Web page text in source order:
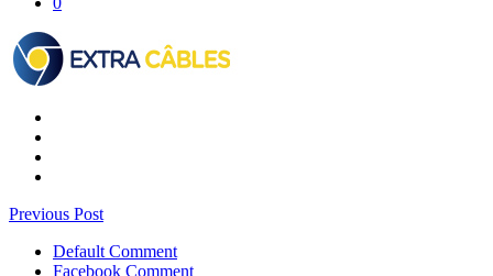
Previous Post
Default Comment
Facebook Comment